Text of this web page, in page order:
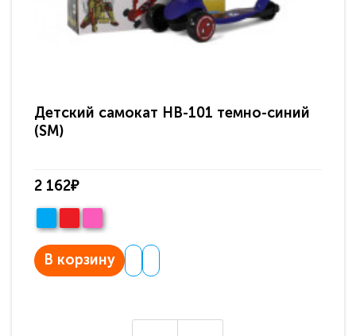
Детский самокат HB-101 темно-синий
(SM)
2 162₽
В корзину